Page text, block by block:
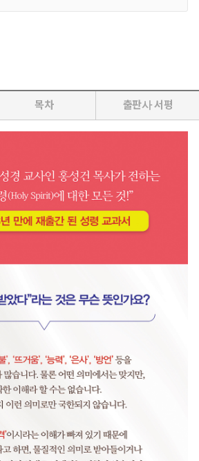
목차 출판사 서평